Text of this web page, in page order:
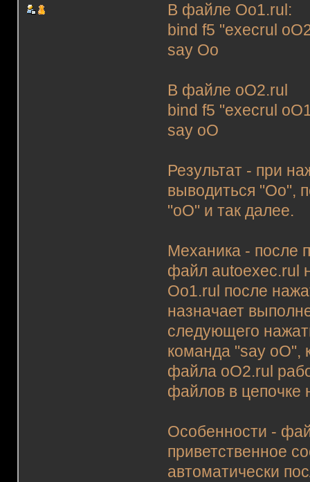
В файле Oo1.rul:
bind f5 "execrul
say Oo
В файле oO2.rul
bind f5 "execrul
say oO
Результат - при
выводиться "Oo",
"oO" и так далее.
Механика - после
файл autoexec.rul
Oo1.rul после
назначает
следующего
команда "say oO",
файла oO2.rul
файлов в цепочке
Особенности -
приветственное
автоматически